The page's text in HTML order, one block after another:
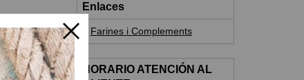
Enlaces
Farines i Complements
HORARIO ATENCIÓN AL